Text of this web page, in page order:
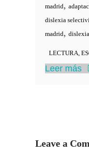
madrid,
dislexia
madrid,
LECTURA,
Leer más
Leave a